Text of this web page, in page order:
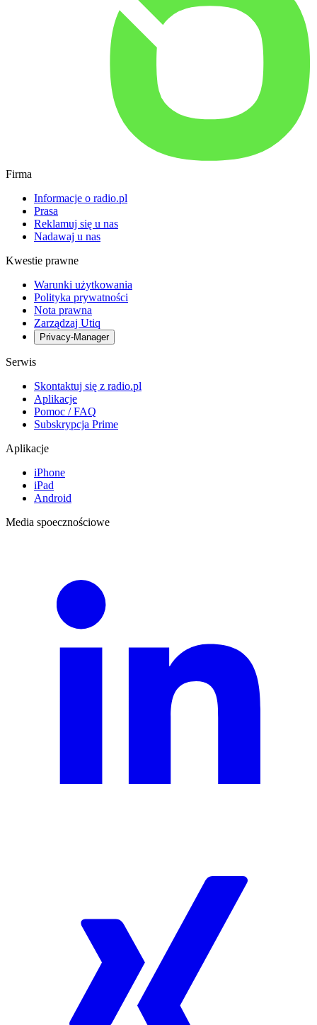
Firma
Informacje o radio.pl
Prasa
Reklamuj się u nas
Nadawaj u nas
Kwestie prawne
Warunki użytkowania
Polityka prywatności
Nota prawna
Zarządzaj Utiq
Privacy-Manager
Serwis
Skontaktuj się z radio.pl
Aplikacje
Pomoc / FAQ
Subskrypcja Prime
Aplikacje
iPhone
iPad
Android
Media spoecznościowe